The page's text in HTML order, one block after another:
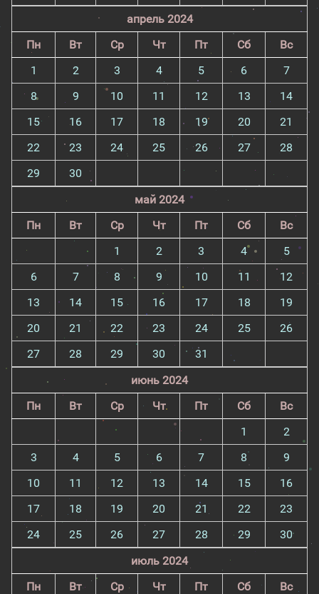
апрель 2024
Пн
Вт Ср Чт Пт Сб
Вс
1
2 3 4 5 6
7
8
9 10 11 12 13
14
15
16 17 18 19 20
21
22
23 24 25 26 27
28
29
30
май 2024
Пн
Вт Ср Чт Пт Сб
Вс
1
2 3 4
5
6
7 8 9 10 11
12
13
14 15 16 17 18
19
20
21 22 23 24 25
26
27
28 29 30
31
июнь 2024
Пн
Вт Ср Чт Пт Сб
Вс
1
2
3
4 5 6 7 8
9
10
11 12 13 14 15
16
17
18 19 20 21 22
23
24
25 26 27 28 29
30
июль 2024
Пн
Вт Ср Чт Пт Сб
Вс